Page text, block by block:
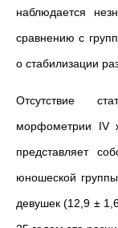
наблюдается
сравнению с
о стабилизации
Отсутствие
морфометрии IV
представляет
юношеской
девушек (12,9 ±